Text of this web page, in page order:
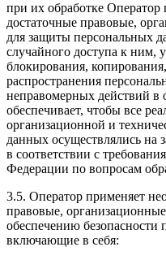
при их обработке
достаточные правовые,
для защиты персональных
случайного доступа к ним,
блокирования,
распространения
неправомерных действий
обеспечивает, чтобы все
организационной и
данных осуществлялись на
в соответствии с
Федерации по вопросам
3.5. Оператор применяет
правовые,
обеспечению безопасности
включающие в себя: